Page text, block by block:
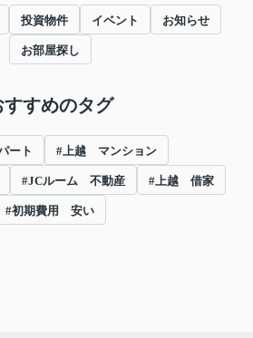
投資物件 イベント お知らせ
お部屋探し
すすめのタグ
ート #上越 マンション
#JCルーム 不動産 #上越 借家
#初期費用 安い